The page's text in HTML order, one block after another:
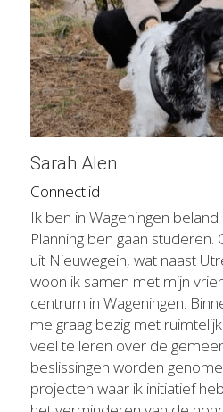
Sarah Alen
Connectlid
Ik ben in Wageningen
Planning ben gaan
uit Nieuwegein, wat naast
woon ik samen met mijn
centrum in Wageningen.
me graag bezig met
veel te leren over de
beslissingen worden
projecten waar ik initiatief